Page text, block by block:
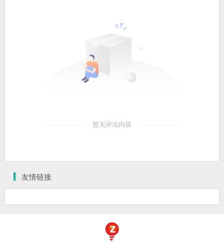
暂无评论内容
友情链接